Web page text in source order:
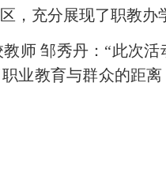
，充分展现了职教办
师 邹秀丹：“此次
业教育与群众的距